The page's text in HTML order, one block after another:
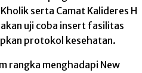
serta Camat Kalideres H
uji coba insert fasilitas
protokol kesehatan.
rangka menghadapi New